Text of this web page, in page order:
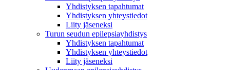
Yhdistyksen tapahtumat
Yhdistyksen yhteystiedot
Liity jäseneksi
Turun seudun epilepsiayhdistys
Yhdistyksen tapahtumat
Yhdistyksen yhteystiedot
Liity jäseneksi